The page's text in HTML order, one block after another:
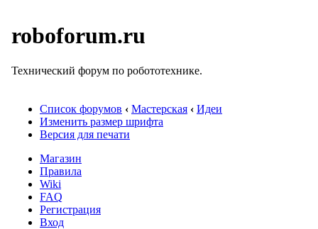
roboforum.ru
Технический форум по робототехнике.
Список форумов ‹ Мастерская ‹ Идеи
Изменить размер шрифта
Версия для печати
Магазин
Правила
Wiki
FAQ
Регистрация
Вход